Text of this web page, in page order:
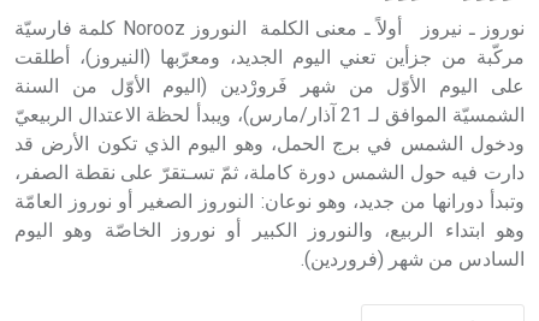
نوروز ـ نيروز أولاً ـ معنى الكلمة النوروز Norooz كلمة فارسيّة
مركّبة من جزأين تعني اليوم الجديد، ومعرّبها (النيروز)، أطلقت
على اليوم الأوّل من شهر فَرورْدين (اليوم الأوّل من السنة
الشمسيّة الموافق لـ 21 آذار/مارس)، ويبدأ لحظة الاعتدال الربيعيّ
ودخول الشمس في برج الحمل، وهو اليوم الذي تكون الأرض قد
دارت فيه حول الشمس دورة كاملة، ثمّ تسـتقرّ على نقطة الصفر،
وتبدأ دورانها من جديد، وهو نوعان: النوروز الصغير أو نوروز العامّة
وهو ابتداء الربيع، والنوروز الكبير أو نوروز الخاصّة وهو اليوم
السادس من شهر (فروردين).